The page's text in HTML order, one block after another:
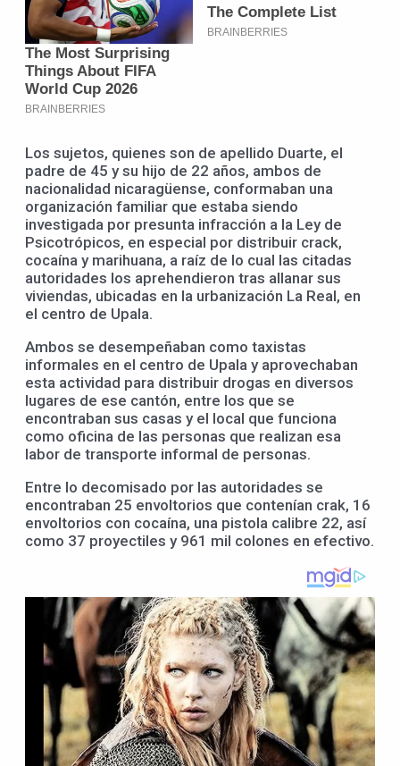
Los sujetos, quienes son de apellido Duarte, el
padre de 45 y su hijo de 22 años, ambos de
nacionalidad nicaragüense, conformaban una
organización familiar que estaba siendo
investigada por presunta infracción a la Ley de
Psicotrópicos, en especial por distribuir crack,
cocaína y marihuana, a raíz de lo cual las citadas
autoridades los aprehendieron tras allanar sus
viviendas, ubicadas en la urbanización La Real, en
el centro de Upala.
Ambos se desempeñaban como taxistas
informales en el centro de Upala y aprovechaban
esta actividad para distribuir drogas en diversos
lugares de ese cantón, entre los que se
encontraban sus casas y el local que funciona
como oficina de las personas que realizan esa
labor de transporte informal de personas.
Entre lo decomisado por las autoridades se
encontraban 25 envoltorios que contenían crak, 16
envoltorios con cocaína, una pistola calibre 22, así
como 37 proyectiles y 961 mil colones en efectivo.